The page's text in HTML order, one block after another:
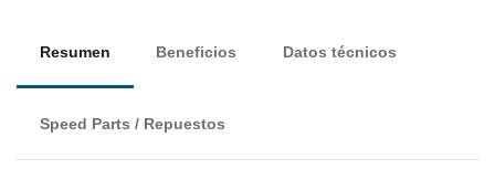
Resumen Beneficios Datos técnicos
Speed Parts / Repuestos